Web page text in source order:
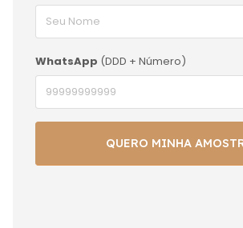
WhatsApp (DDD + Número)